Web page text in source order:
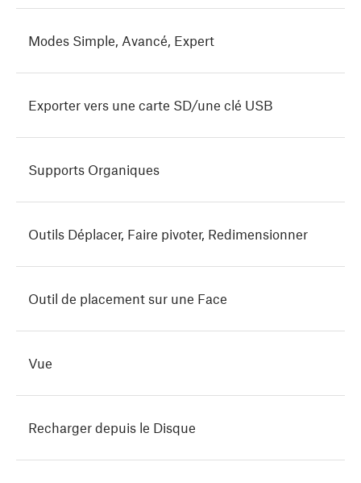
Modes Simple, Avancé, Expert
Exporter vers une carte SD/une clé USB
Supports Organiques
Outils Déplacer, Faire pivoter, Redimensionner
Outil de placement sur une Face
Vue
Recharger depuis le Disque